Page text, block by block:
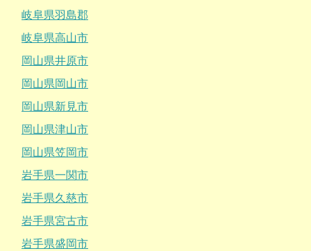
岐阜県羽島郡
岐阜県高山市
岡山県井原市
岡山県岡山市
岡山県新見市
岡山県津山市
岡山県笠岡市
岩手県一関市
岩手県久慈市
岩手県宮古市
岩手県盛岡市